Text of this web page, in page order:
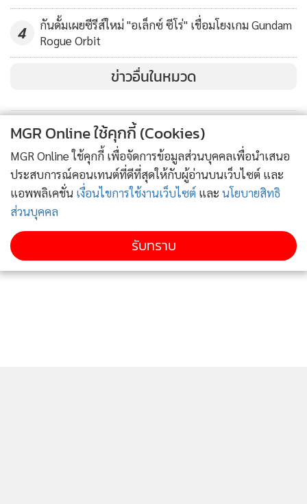
4
กันดั้มเผยซีรีส์ใหม่ "อเล็กซ์ ซีโร่" เชื่อมโยงเกม Gundam
Rogue Orbit
ข่าวอื่นในหมวด
MGR Online ใช้คุกกี้ (Cookies)
MGR Online ใช้คุกกี้ เพื่อจัดการข้อมูลส่วนบุคคลเพื่อนำเสนอ
ประสบการณ์คอนเทนต์ที่ดีที่สุดให้กับผู้อ่านบนเว็บไซต์ และ
แอพพลิเคชั่น เงื่อนไขการใช้งานเว็บไซต์ และ นโยบายสิทธิ
ส่วนบุคคล
รับทราบ